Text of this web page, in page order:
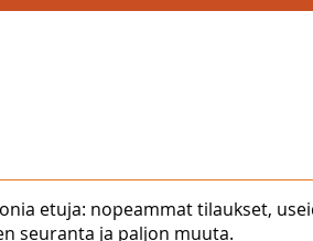
etuja: nopeammat tilaukset,
seuranta ja paljon muuta.